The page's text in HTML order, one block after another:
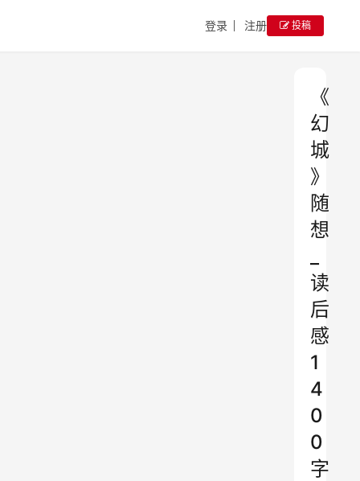
登录 注册 投稿
《
幻
城
》
随
想
读
后
感
1
4
0
0
字